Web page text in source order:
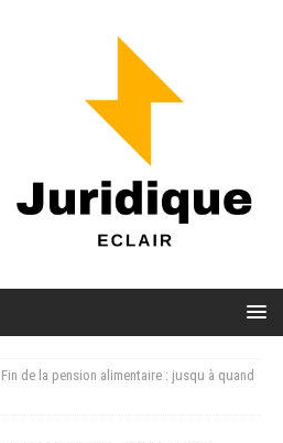
Fin de la pension alimentaire : jusqu à quand